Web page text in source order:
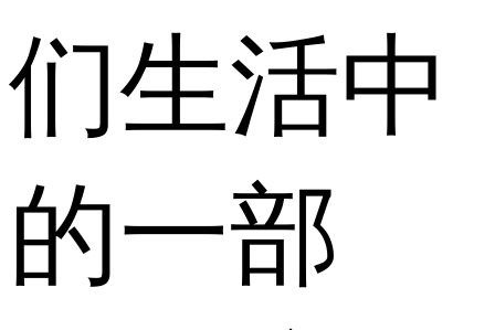
们生活中
的一部